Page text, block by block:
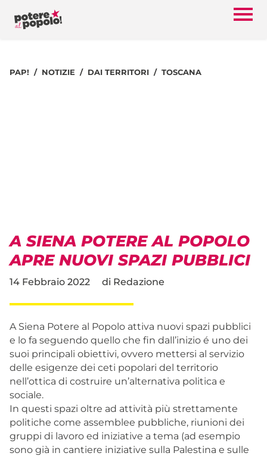
PAP! NOTIZIE DAI TERRITORI TOSCANA
A SIENA POTERE AL POPOLO
APRE NUOVI SPAZI PUBBLICI
14 Febbraio 2022 di Redazione
A Siena Potere al Popolo attiva nuovi spazi pubblici
e lo fa seguendo quello che fin dall’inizio é uno dei
suoi principali obiettivi, ovvero mettersi al servizio
delle esigenze dei ceti popolari del territorio
nell’ottica di costruire un’alternativa politica e
sociale.
In questi spazi oltre ad attività più strettamente
politiche come assemblee pubbliche, riunioni dei
gruppi di lavoro ed iniziative a tema (ad esempio
sono già in cantiere iniziative sulla Palestina e sulle